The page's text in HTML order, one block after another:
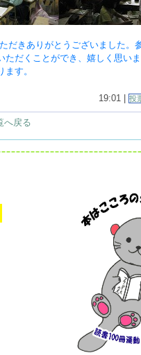
だきありがとうございました。
だくことができ、嬉しく思い
す。
19:01 | 投
へ戻る